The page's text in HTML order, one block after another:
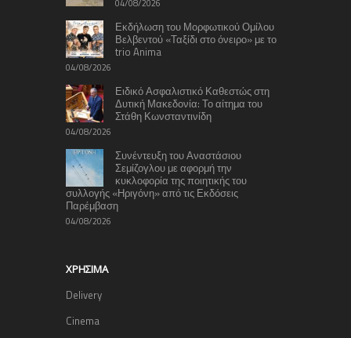
04/08/2026
Εκδήλωση του Μορφωτικού Ομίλου
Βελβεντού «Ταξίδι στο όνειρο» με το
trio Anima
04/08/2026
Ειδικό Ασφαλιστικό Καθεστώς στη
Δυτική Μακεδονία: Το αίτημα του
Στάθη Κωνσταντινίδη
04/08/2026
Συνέντευξη του Αναστάσιου
Σεμίζογλου με αφορμή την
κυκλοφορία της ποιητικής του
συλλογής «Ηριγόνη» από τις Εκδόσεις
Παρέμβαση
04/08/2026
ΧΡΉΣΙΜΑ
Delivery
Cinema